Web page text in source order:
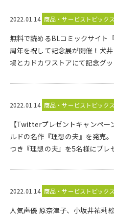
2022.01.14 商品・サービストピックス
無料で読めるBLコミックサイト
周年を祝して記念展が開催！犬
場とカドカワストアにて記念グッ
2022.01.14 商品・サービストピックス
【Twitterプレゼントキャンペー
ルドの名作『理想の夫』を発売
つき『理想の夫』を5名様にプレ
2022.01.14 商品・サービストピックス
人気声優 原奈津子、小坂井祐莉